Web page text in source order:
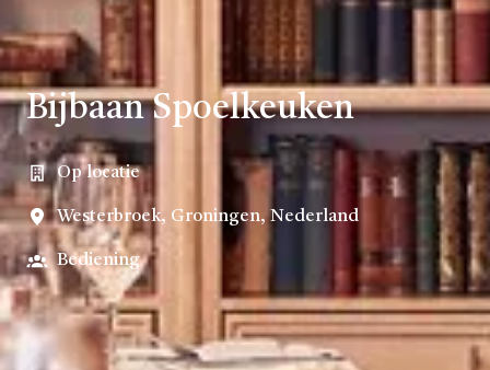
Bijbaan Spoelkeuken
Op locatie
Westerbroek, Groningen, Nederland
Bediening